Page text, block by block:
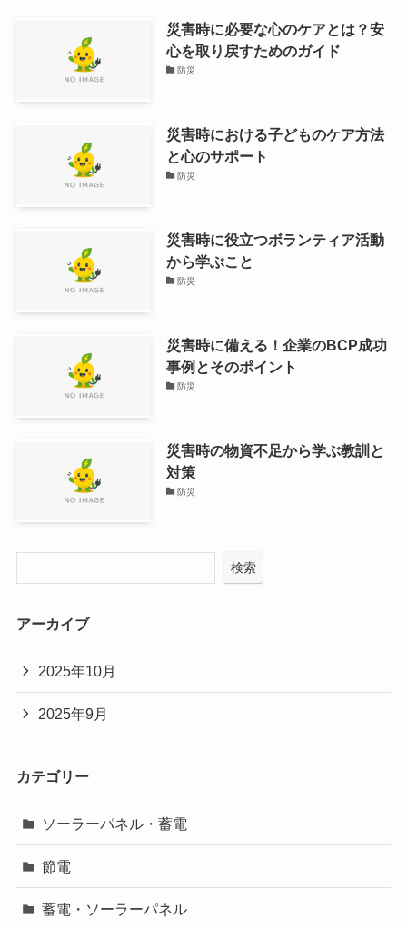
災害時に必要な心のケアとは？安
心を取り戻すためのガイド
防災
災害時における子どものケア方法
と心のサポート
防災
災害時に役立つボランティア活動
から学ぶこと
防災
災害時に備える！企業のBCP成功
事例とそのポイント
防災
災害時の物資不足から学ぶ教訓と
対策
防災
検索
アーカイブ
2025年10月
2025年9月
カテゴリー
ソーラーパネル・蓄電
節電
蓄電・ソーラーパネル